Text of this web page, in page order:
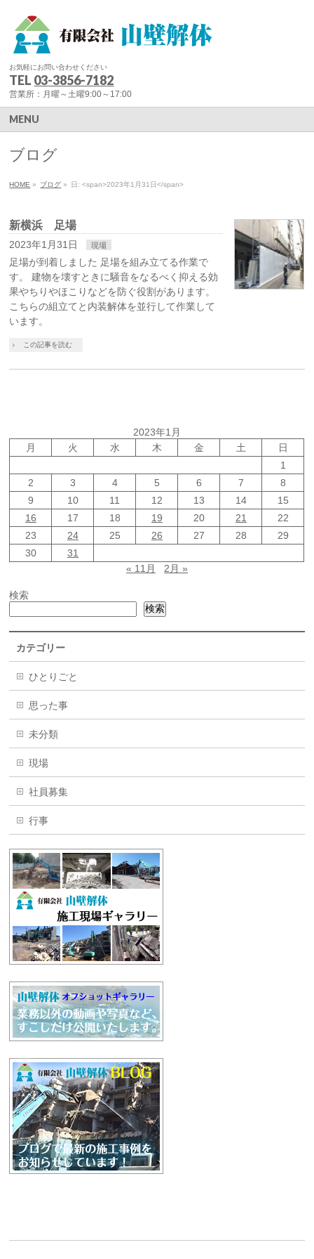
お気軽にお問い合わせください
TEL 03-3856-7182
営業所：月曜～土曜9:00～17:00
MENU
ブログ
HOME » ブログ » 日: <span>2023年1月31日</span>
新横浜 足場
2023年1月31日 現場
足場が到着しました 足場を組み立てる作業で
す。 建物を壊すときに騒音をなるべく抑える効
果やちりやほこりなどを防ぐ役割があります。
こちらの組立てと内装解体を並行して作業して
います。
この記事を読む
2023年1月
月
火 水 木 金 土
日
1
2
3 4 5 6 7
8
9
10 11 12 13 14
15
16
17 18 19 20 21
22
23
24 25 26 27 28
29
30
31
« 11月
2月 »
検索
検索
カテゴリー
ひとりごと
思った事
未分類
現場
社員募集
行事